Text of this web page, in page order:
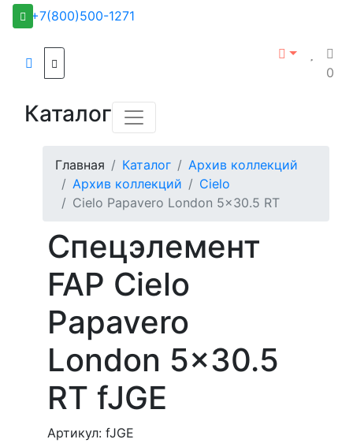
+7(800)500-1271
0
Каталог
Главная Каталог
Архив коллекций
Архив коллекций
Cielo
Cielo Papavero London 5x30.5 RT
Спецэлемент
FAP Cielo
Papavero
London 5x30.5
RT fJGE
Артикул: fJGE